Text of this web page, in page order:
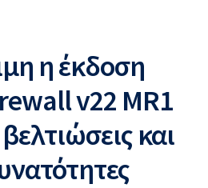
η έκδοση
v22 MR1
και